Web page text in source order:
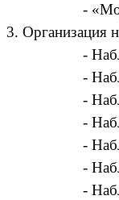
-
3. Организация
-
-
-
-
-
-
-